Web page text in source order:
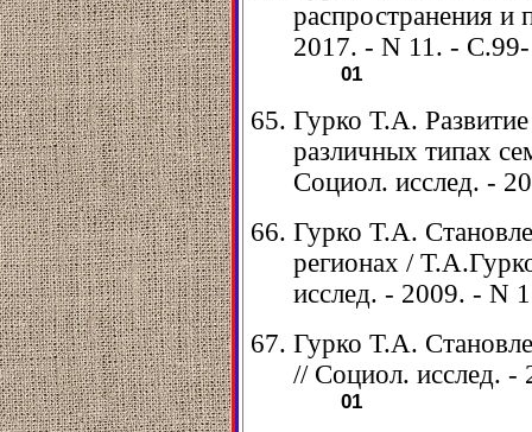
распространения и
2017. - N 11. -
01
Гурко Т.А.
различных типах
Социол. исслед. -
Гурко Т.А.
регионах /
исслед. - 2009. - N
Гурко Т.А.
// Социол. исслед.
01